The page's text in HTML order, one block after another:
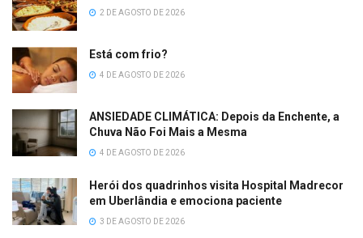
2 DE AGOSTO DE 2026
Está com frio?
4 DE AGOSTO DE 2026
ANSIEDADE CLIMÁTICA: Depois da Enchente, a
Chuva Não Foi Mais a Mesma
4 DE AGOSTO DE 2026
Herói dos quadrinhos visita Hospital Madrecor
em Uberlândia e emociona paciente
3 DE AGOSTO DE 2026